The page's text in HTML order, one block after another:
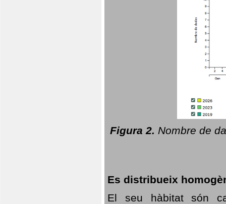
Figura 2. Nombre de
Es distribueix
El seu hàbitat són